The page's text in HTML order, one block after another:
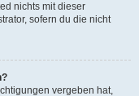
nichts mit dieser
sofern du die nicht
vergeben hat,